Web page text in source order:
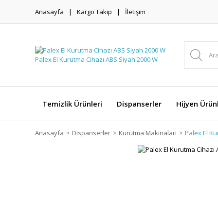
Anasayfa Kargo Takip İletişim
Temizlik Ürünleri Dispanserler Hijyen
Anasayfa Dispanserler Kurutma Makinaları Palex El